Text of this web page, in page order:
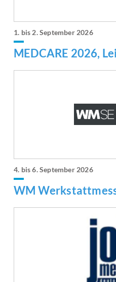
1. bis 2. September 2026
MEDCARE 2026,
4. bis 6. September 2026
WM